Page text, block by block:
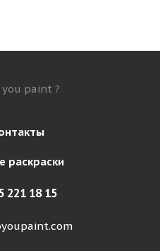
paint ?
раскраски
221 18 15